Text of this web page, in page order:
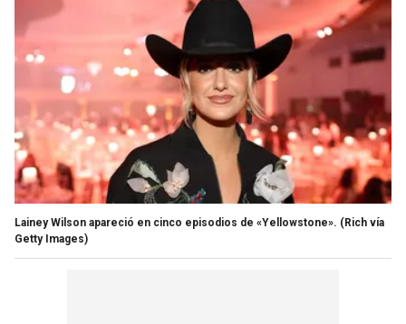
Lainey Wilson apareció en cinco episodios de «Yellowstone». (Rich vía
Getty Images)